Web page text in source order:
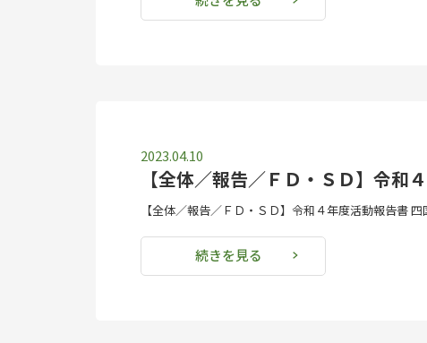
2023.04.10
【全体／報告／ＦＤ・ＳＤ】令和
【全体／報告／ＦＤ・ＳＤ】令和４年度活動報告書
続きを見る